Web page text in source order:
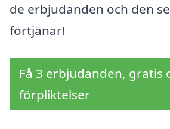
de erbjudanden och den
förtjänar!
Få 3 erbjudanden, gratis
förpliktelser